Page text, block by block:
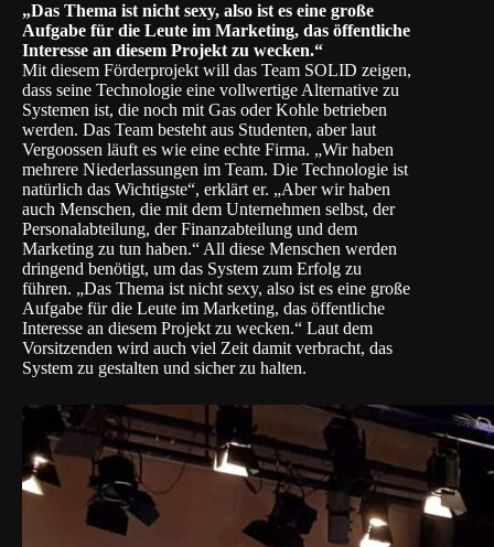
„Das Thema ist nicht sexy, also ist es eine große
Aufgabe für die Leute im Marketing, das öffentliche
Interesse an diesem Projekt zu wecken.“
Mit diesem Förderprojekt will das Team SOLID zeigen,
dass seine Technologie eine vollwertige Alternative zu
Systemen ist, die noch mit Gas oder Kohle betrieben
werden. Das Team besteht aus Studenten, aber laut
Vergoossen läuft es wie eine echte Firma. „Wir haben
mehrere Niederlassungen im Team. Die Technologie ist
natürlich das Wichtigste“, erklärt er. „Aber wir haben
auch Menschen, die mit dem Unternehmen selbst, der
Personalabteilung, der Finanzabteilung und dem
Marketing zu tun haben.“ All diese Menschen werden
dringend benötigt, um das System zum Erfolg zu
führen. „Das Thema ist nicht sexy, also ist es eine große
Aufgabe für die Leute im Marketing, das öffentliche
Interesse an diesem Projekt zu wecken.“ Laut dem
Vorsitzenden wird auch viel Zeit damit verbracht, das
System zu gestalten und sicher zu halten.